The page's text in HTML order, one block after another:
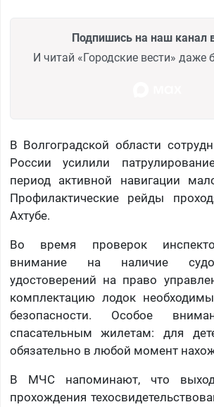
Подпишись на наш канал
И читай «Городские вести» даже
В Волгоградской области
России усилили
период активной навигации
Профилактические рейды
Ахтубе.
Во время проверок
внимание на наличие
удостоверений на право
комплектацию лодок
безопасности. Особое
спасательным жилетам: для
обязательно в любой момент
В МЧС напоминают, что
прохождения